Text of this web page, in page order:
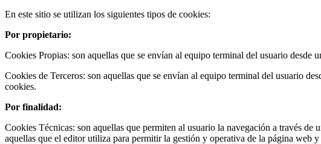
En este sitio se utilizan los siguientes tipos de cookies:
Por propietario:
Cookies Propias: son aquellas que se envían al equipo terminal del usuario
Cookies de Terceros: son aquellas que se envían al equipo terminal del usuario
cookies.
Por finalidad:
Cookies Técnicas: son aquellas que permiten al usuario la navegación a través
aquellas que el editor utiliza para permitir la gestión y operativa de la página web